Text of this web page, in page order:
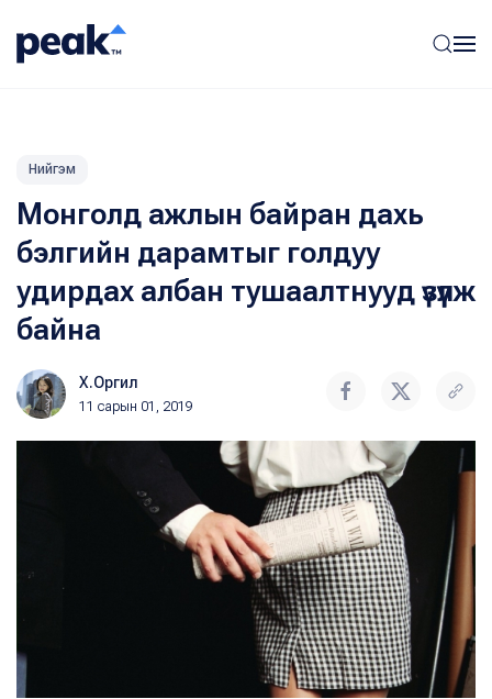
Нийгэм
Монголд ажлын байран дахь
бэлгийн дарамтыг голдуу
удирдах албан тушаалтнууд үзүүлж
байна
Х.Оргил
11 сарын 01, 2019